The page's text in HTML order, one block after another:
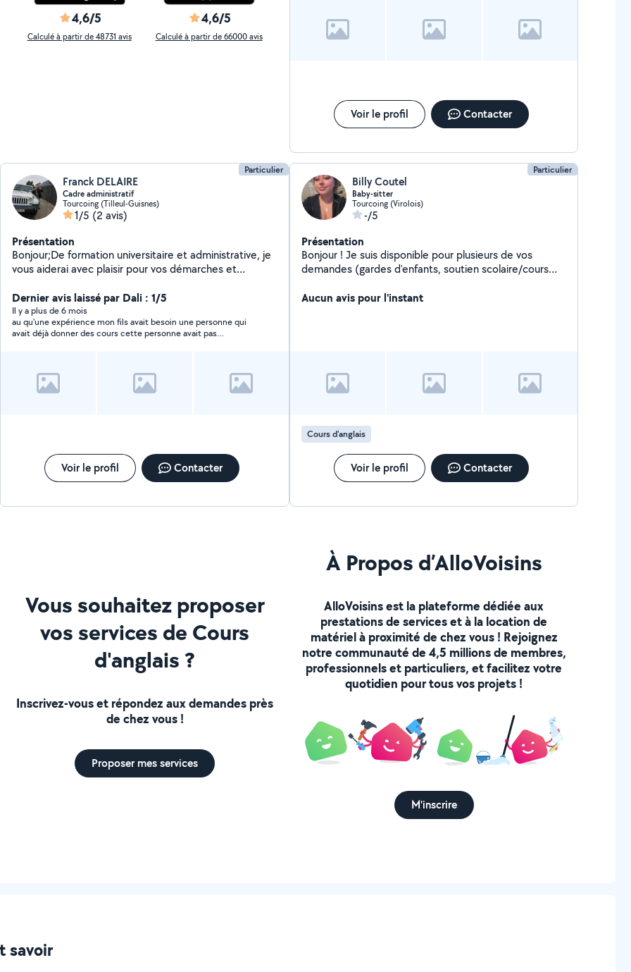
4,6/5
Calculé à partir de 48731 avis
4,6/5
Calculé à partir de 66000 avis
Voir le profil Contacter
Particulier
Franck DELAIRE
Cadre administratif
Tourcoing (Tilleul-Guisnes)
1/5 (2 avis)
Présentation
Bonjour;De formation universitaire et administrative, je
vous aiderai avec plaisir pour vos démarches et
français, notamment)...A bientôt !
Dernier avis laissé par Dali : 1/5
Il y a plus de 6 mois
au qu'une expérience mon fils avait besoin une personne qui
avait déjà donner des cours cette personne avait pas
Voir le profil Contacter
Particulier
Billy Coutel
Baby-sitter
Tourcoing (Virolois)
-/5
Présentation
Bonjour ! Je suis disponible pour plusieurs de vos
demandes (gardes d'enfants, soutien scolaire/cours
questions :)
Aucun avis pour l'instant
Cours d'anglais
Voir le profil Contacter
Vous souhaitez proposer
vos services de Cours
d'anglais ?
Inscrivez-vous et répondez aux demandes près
de chez vous !
Proposer mes services
À Propos d’AlloVoisins
AlloVoisins est la plateforme dédiée aux
prestations de services et à la location de
matériel à proximité de chez vous ! Rejoignez
notre communauté de 4,5 millions de membres,
professionnels et particuliers, et facilitez votre
quotidien pour tous vos projets !
M'inscrire
savoir